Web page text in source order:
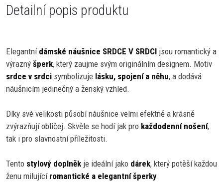
Detailní popis produktu
Elegantní dámské náušnice SRDCE V SRDCI jsou romantický a
výrazný šperk, který zaujme svým originálním designem. Motiv
srdce v srdci symbolizuje lásku, spojení a něhu, a dodává
náušnicím jedinečný a ženský vzhled.
Díky své velikosti působí náušnice velmi efektně a krásně
zvýrazňují obličej. Skvěle se hodí jak pro každodenní nošení,
tak i pro slavnostní příležitosti.
Tento stylový doplněk je ideální jako dárek, který potěší každou
ženu milující romantické a elegantní šperky.